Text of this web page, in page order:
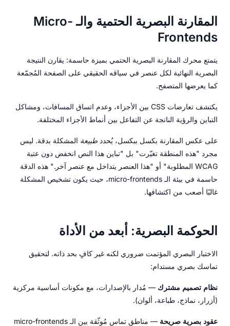
المقارنة البصرية الحتمية والـ Micro-
Frontends
يتمتع محرك المقارنة البصرية الحتمي بميزة حاسمة: يقارن النتيجة
البصرية النهائية لكل عنصر في سياقه الحقيقي على الصفحة المُجمّعة
كما يعرضها المتصفح.
يكتشف تعارضات CSS بين الأجزاء، وعدم اتساق المسافات، ومشاكل
التباين والرؤية الناتجة عن التفاعل بين أنماط الأجزاء المختلفة.
على عكس المقارنة بكسل ببكسل، يُحدد طبيعة المشكلة بدقة. ليس
مجرد "هذه المنطقة تغيّرت" بل "تباين هذا النص انخفض دون عتبة
WCAG المطلوبة" أو "هذا العنصر يتداخل مع عنصر آخر." هذه الدقة
حاسمة في بيئة الـ micro-frontends، حيث يكون تشخيص المشكلة
غالبًا أصعب من اكتشافها.
الحوكمة البصرية: أبعد من الأداة
الاختبار البصري المؤتمت ضروري لكنه غير كافٍ بحد ذاته. لتحقيق
تماسك بصري مستدام:
نظام تصميم مشترك — مُدار بالإصدارات، مع مكونات أساسية مركزية
(أزرار، نماذج، طباعة، ألوان).
عقود بصرية صريحة
— مناطق تماس مُوثّقة بين الـ micro-frontends